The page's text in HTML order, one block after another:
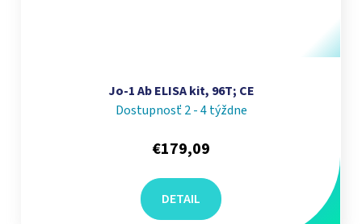
Jo-1 Ab ELISA kit, 96T; CE
Dostupnosť 2 - 4 týždne
€179,09
DETAIL